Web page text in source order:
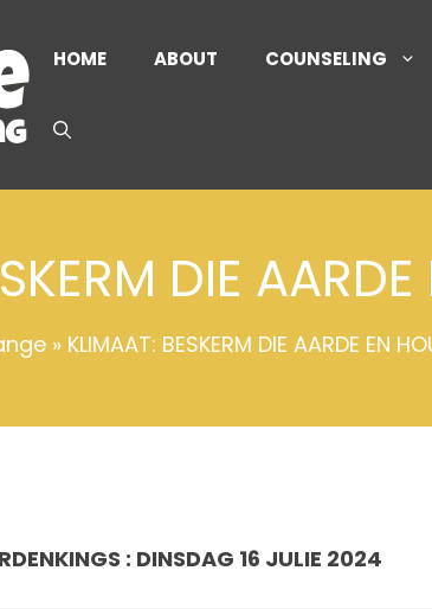
HOME ABOUT COUNSELING
DIE
» KLIMAAT: BESKERM DIE AARDE EN
: DINSDAG 16 JULIE 2024